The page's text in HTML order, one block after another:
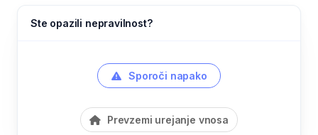
Ste opazili nepravilnost?
Sporoči napako
Prevzemi urejanje vnosa